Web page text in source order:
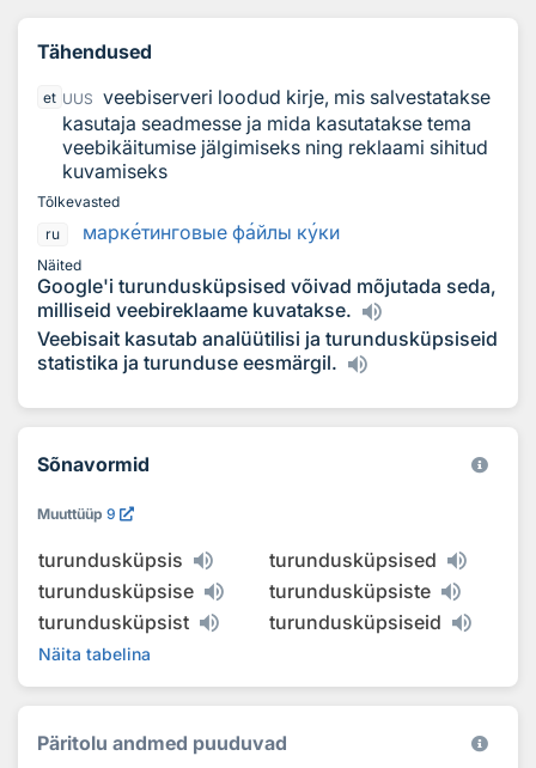
Tähendused
et UUS
veebiserveri loodud kirje, mis salvestatakse
kasutaja seadmesse ja mida kasutatakse tema
veebikäitumise jälgimiseks ning reklaami sihitud
kuvamiseks
Tõlkevasted
ru
маркетинговые файлы куки
Näited
Google'i turundusküpsised võivad mõjutada seda,
milliseid veebireklaame kuvatakse.
Veebisait kasutab analüütilisi ja turundusküpsiseid
statistika ja turunduse eesmärgil.
Sõnavormid
Muuttüüp 9
turundusküpsis
turundusküpsised
turundusküpsise
turundusküpsiste
turundusküpsist
turundusküpsiseid
Näita tabelina
Päritolu andmed puuduvad